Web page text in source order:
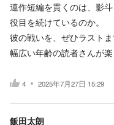
連作短編を貫くのは、影
役目を続けているのか。
彼の戦いを、ぜひラストま
幅広い年齢の読者さんが
4 2025年7月27日 15:29
飯田太朗